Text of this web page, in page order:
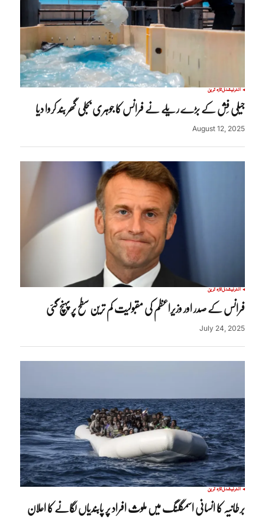
انٹرنیشنلتازہ ترین
جیلی فِش کے بڑے ریلے نے فرانس کا جوہری بجلی گھر بند کروا دیا
August 12, 2025
انٹرنیشنلتازہ ترین
فرانس کے صدر اور وزیراعظم کی مقبولیت کم ترین سطح پر پہنچ گئی
July 24, 2025
انٹرنیشنلتازہ ترین
برطانیہ کا انسانی اسمگلنگ میں ملوث افراد پر پابندیاں لگانے کا اعلان